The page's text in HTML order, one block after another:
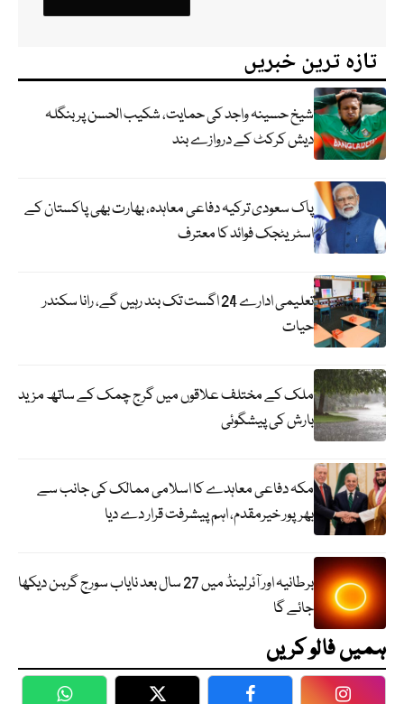
تازہ ترین خبریں
شیخ حسینہ واجد کی حمایت، شکیب الحسن پر بنگلہ
دیش کرکٹ کے دروازے بند
پاک سعودی ترکیہ دفاعی معاہدہ، بھارت بھی پاکستان کے
اسٹریٹجک فوائد کا معترف
تعلیمی ادارے 24 اگست تک بند رہیں گے، رانا سکندر
حیات
ملک کے مختلف علاقوں میں گرج چمک کے ساتھ مزید
بارش کی پیشگوئی
مکہ دفاعی معاہدے کا اسلامی ممالک کی جانب سے
بھرپور خیرمقدم، اہم پیشرفت قرار دے دیا
برطانیہ اور آئرلینڈ میں 27 سال بعد نایاب سورج گرہن دیکھا
جائے گا
ہمیں فالو کریں